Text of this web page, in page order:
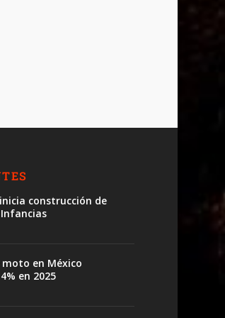
construcción de
en México
en 2025